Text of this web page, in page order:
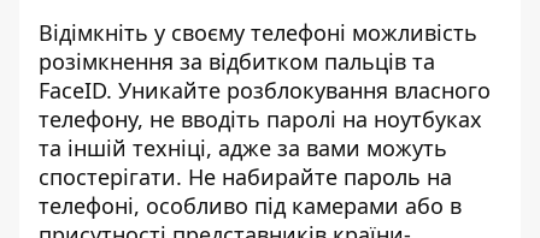
Відімкніть у своєму телефоні можливість
розімкнення за відбитком пальців та
FaceID. Уникайте розблокування власного
телефону, не вводіть паролі на ноутбуках
та іншій техніці, адже за вами можуть
спостерігати. Не набирайте пароль на
телефоні, особливо під камерами або в